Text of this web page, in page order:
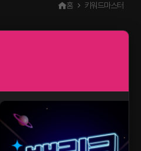
홈 키워드마스터